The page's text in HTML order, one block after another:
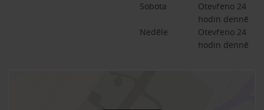
Sobota
Otevřeno 24
hodin denně
Neděle
Otevřeno 24
hodin denně